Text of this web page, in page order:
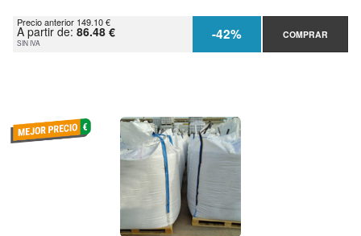
Precio anterior 149.10 €
A partir de: 86.48 €
SIN IVA -42% COMPRAR